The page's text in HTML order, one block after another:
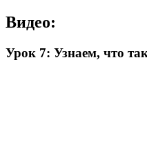
Видео:
Урок 7: Узнаем, что